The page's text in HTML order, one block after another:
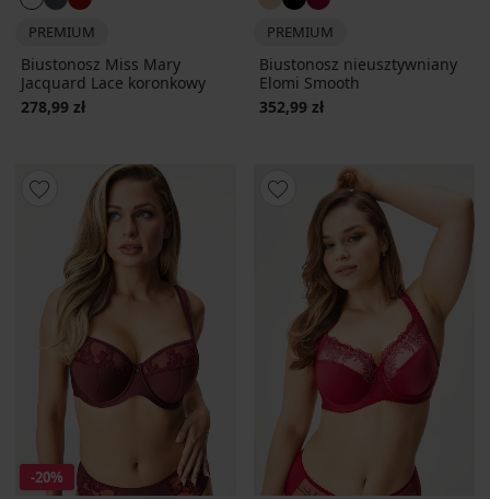
PREMIUM
Biustonosz Miss Mary
Jacquard Lace koronkowy
278,99 zł
PREMIUM
Biustonosz nieusztywniany
Elomi Smooth
352,99 zł
-20%